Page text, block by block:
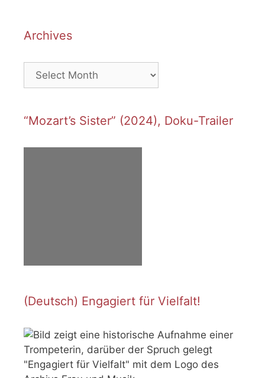
Archives
Archives
“Mozart’s Sister” (2024), Doku-Trailer
(Deutsch) Engagiert für Vielfalt!